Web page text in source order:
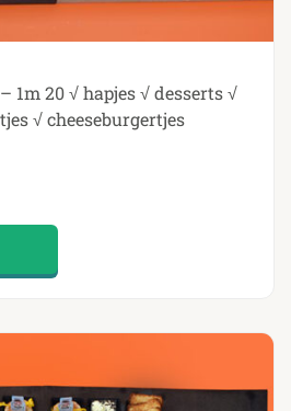
1m 20 √ hapjes √ desserts √
√ cheeseburgertjes